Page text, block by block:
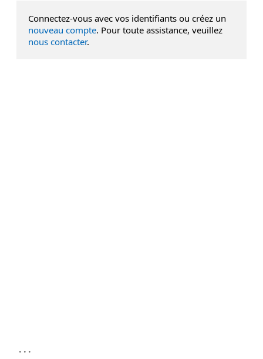
Connectez-vous avec vos identifiants ou créez un
nouveau compte. Pour toute assistance, veuillez
nous contacter.
...